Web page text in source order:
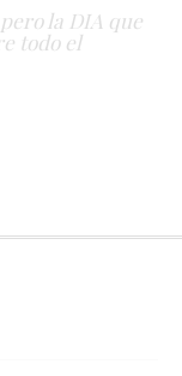
la DIA que
todo el